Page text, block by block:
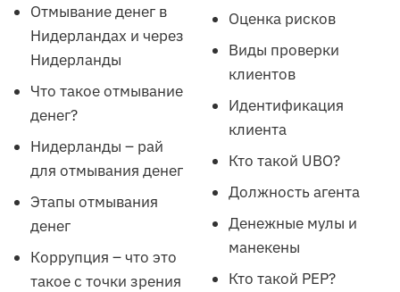
Отмывание денег в
Нидерландах и через
Нидерланды
Что такое отмывание
денег?
Нидерланды – рай
для отмывания денег
Этапы отмывания
денег
Коррупция – что это
такое с точки зрения
Оценка рисков
Виды проверки
клиентов
Идентификация
клиента
Кто такой UBO?
Должность агента
Денежные мулы и
манекены
Кто такой PEP?